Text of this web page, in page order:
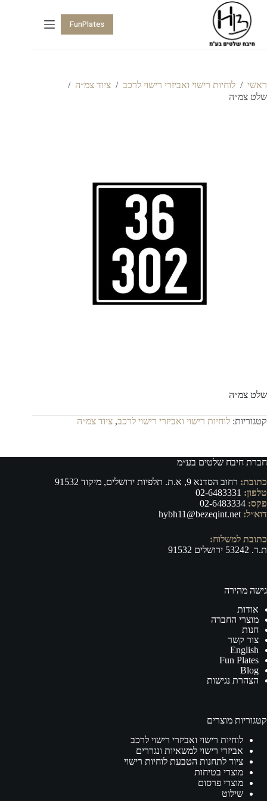
FunPlates
ראשי / לוחיות רישוי ואביזרי רישוי לרכב / ציוד צמ״ה /
שלט צמ״ה
שלט צמ״ה
קטגוריות: לוחיות רישוי ואביזרי רישוי לרכב, ציוד צמ״ה
חברת חיבח שלטים בע״מ
כתובת: רחוב הסדנא 9, א.ת. תלפיות ירושלים, מיקוד 91532
טלפון: 02-6483331
פקס:
דוא״ל: hybh11@bezeqint.net
כתובת למשלוח:
ת.ד. 53242 ירושלים 91532
גישה מהירה
אודות
מוצרי החברה
חנות
צור קשר
English
Fun Plates
Blog
הצהרת נגישות
קטגוריות מוצרים
לוחיות רישוי ואביזרי רישוי לרכב
אביזרי רישוי למשאיות ונגררים
ציוד לתחנות הטבעת לוחיות רישוי
מוצרי בטיחות
מוצרי פרסום
שילוט